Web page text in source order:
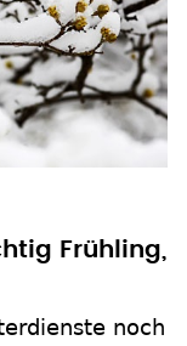
Frühling,
noch